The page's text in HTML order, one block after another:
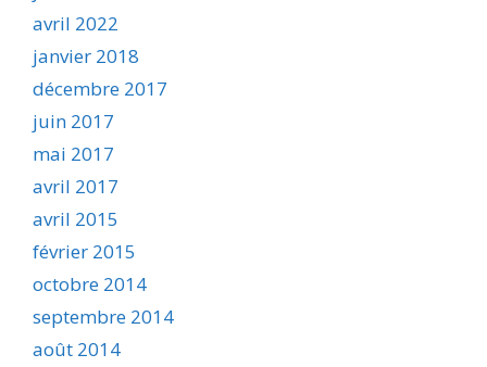
avril 2022
janvier 2018
décembre 2017
juin 2017
mai 2017
avril 2017
avril 2015
février 2015
octobre 2014
septembre 2014
août 2014